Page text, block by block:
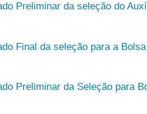
Preliminar da seleção do
Final da seleção para a
Preliminar da Seleção para